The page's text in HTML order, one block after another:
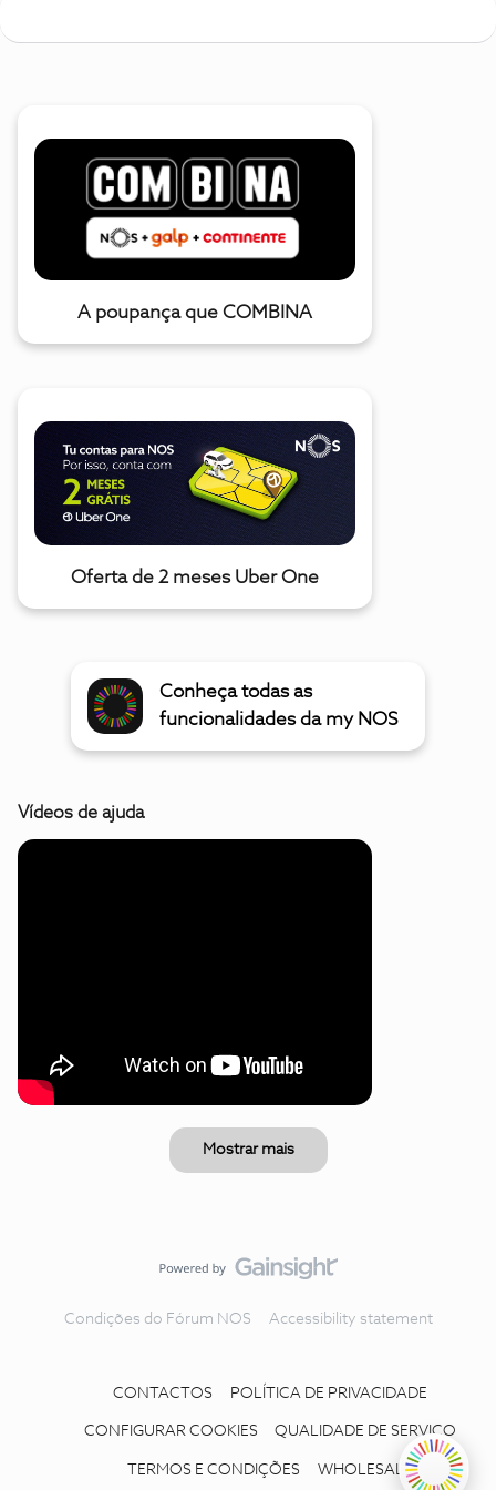
A poupança que COMBINA
Oferta de 2 meses Uber One
Conheça todas as
funcionalidades da my NOS
Vídeos de ajuda
Mostrar mais
Condições do Fórum NOS Accessibility statement
CONTACTOS POLÍTICA DE PRIVACIDADE
CONFIGURAR COOKIES QUALIDADE DE SERVIÇO
TERMOS E CONDIÇÕES WHOLESALE